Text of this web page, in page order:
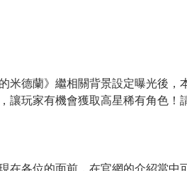
米德蘭》繼相關背景設定曝光後，
玩家有機會獲取高星稀有角色！
在各位的面前，在官網的介紹當中